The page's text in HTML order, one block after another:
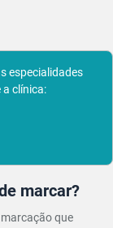
especialidades
clínica:
marcar?
que